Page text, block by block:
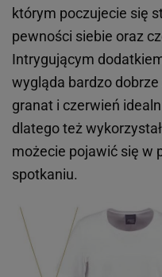
którym poczujecie się
pewności siebie oraz
Intrygującym
wygląda bardzo
granat i czerwień
dlatego też
możecie pojawić się w
spotkaniu.